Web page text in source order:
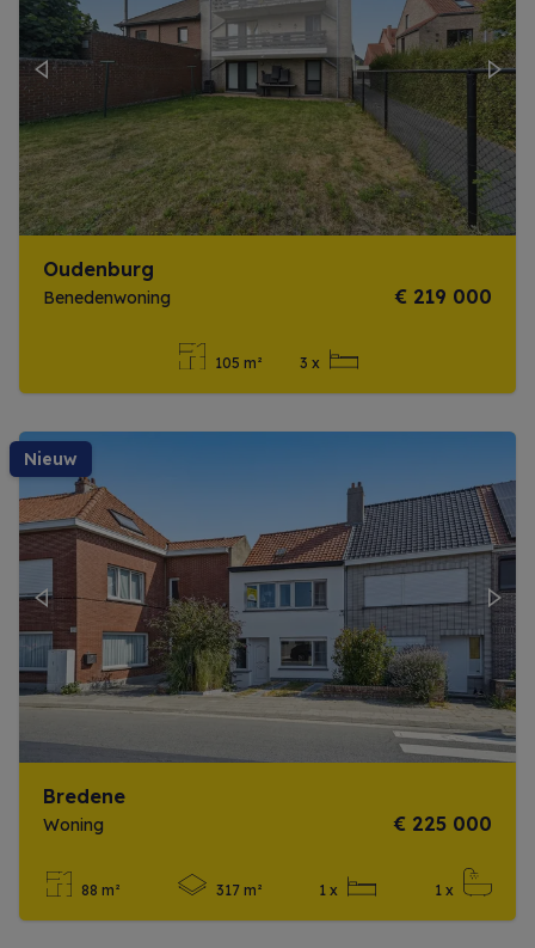
Previous Next
Oudenburg
Benedenwoning € 219 000
105 m² 3 x
nieuw
Previous Next
Bredene
Woning € 225 000
88 m² 317 m² 1 x 1 x